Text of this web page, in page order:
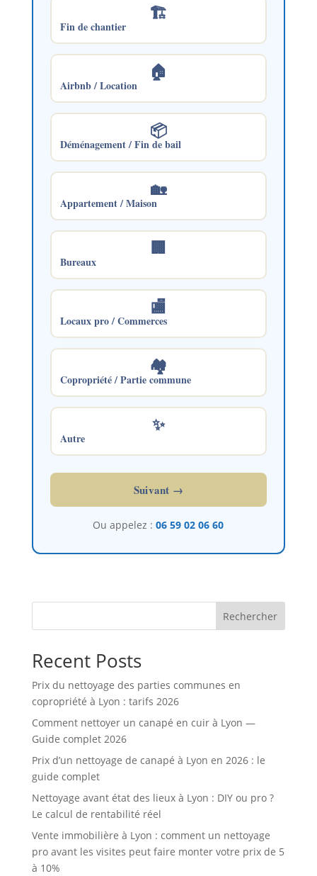
🏗️
Fin de chantier
🏠
Airbnb / Location
📦
Déménagement / Fin de bail
🏡
Appartement / Maison
🏢
Bureaux
🏬
Locaux pro / Commerces
🏘️
Copropriété / Partie commune
✨
Autre
Suivant →
Ou appelez :06 59 02 06 60
Rechercher
Recent Posts
Prix du nettoyage des parties communes en
copropriété à Lyon : tarifs 2026
Comment nettoyer un canapé en cuir à Lyon —
Guide complet 2026
Prix d’un nettoyage de canapé à Lyon en 2026 : le
guide complet
Nettoyage avant état des lieux à Lyon : DIY ou pro ?
Le calcul de rentabilité réel
Vente immobilière à Lyon : comment un nettoyage
pro avant les visites peut faire monter votre prix de 5
à 10%